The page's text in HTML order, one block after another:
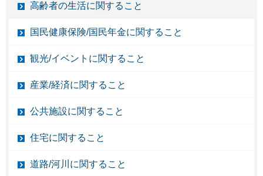
高齢者の生活に関すること
国民健康保険/国民年金に関すること
観光/イベントに関すること
産業/経済に関すること
公共施設に関すること
住宅に関すること
道路/河川に関すること